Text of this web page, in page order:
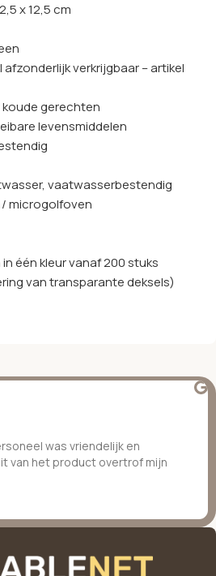
x 12,5 cm
verkrijgbaar – artikel
koude gerechten
levensmiddelen
vaatwasserbestendig
/ microgolfoven
één kleur vanaf 200 stuks
van transparante deksels)
was vriendelijk en
van het product overtrof mijn